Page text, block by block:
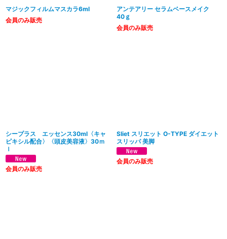
マジックフィルムマスカラ6ml
会員のみ販売
アンテアリー セラムベースメイク
40ｇ
会員のみ販売
シープラス エッセンス30ml〈キャ
ピキシル配合〉〈頭皮美容液〉30ｍ
ｌ
会員のみ販売
Sliet スリエット O-TYPE ダイエット
スリッパ 美脚
会員のみ販売